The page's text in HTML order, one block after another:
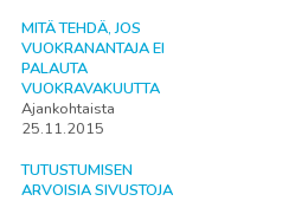
MITÄ TEHDÄ, JOS
VUOKRANANTAJA EI
PALAUTA
VUOKRAVAKUUTTA
Ajankohtaista
25.11.2015
TUTUSTUMISEN
ARVOISIA SIVUSTOJA